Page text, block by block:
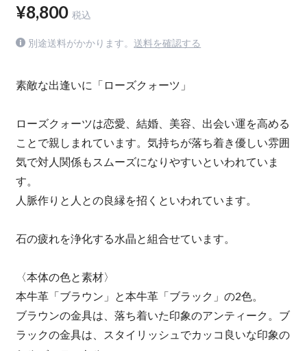
¥8,800 税込
別途送料がかかります。 送料を確認する
素敵な出逢いに「ローズクォーツ」
ローズクォーツは恋愛、結婚、美容、出会い運を高める
ことで親しまれています。気持ちが落ち着き優しい雰囲
気で対人関係もスムーズになりやすいといわれていま
す。
人脈作りと人との良縁を招くといわれています。
石の疲れを浄化する水晶と組合せています。
〈本体の色と素材〉
本牛革「ブラウン」と本牛革「ブラック」の2色。
ブラウンの金具は、落ち着いた印象のアンティーク。ブ
ラックの金具は、スタイリッシュでカッコ良いな印象の